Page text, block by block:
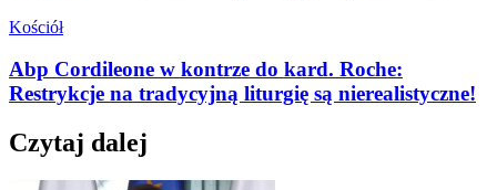
Kościół
Abp Cordileone w kontrze do kard. Roche:
Restrykcje na tradycyjną liturgię są nierealistyczne!
Czytaj dalej